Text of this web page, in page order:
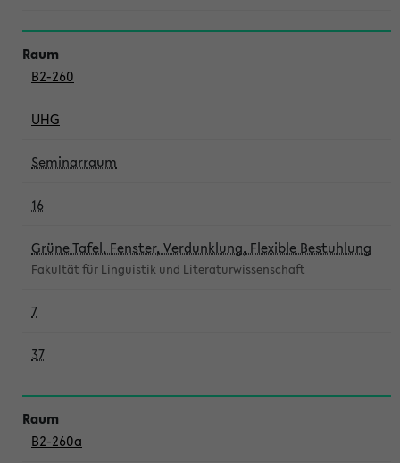
B2-260
UHG
Seminarraum
16
Grüne Tafel, Fenster, Verdunklung, Flexible Bestuhlung
Fakultät für Linguistik und Literaturwissenschaft
7
37
B2-260a